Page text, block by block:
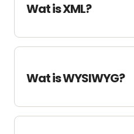
Wat is XML?
Wat is WYSIWYG?